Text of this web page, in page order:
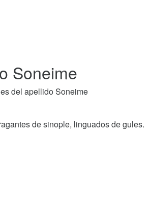
Soneime
del apellido Soneime
de sinople, linguados de gules.